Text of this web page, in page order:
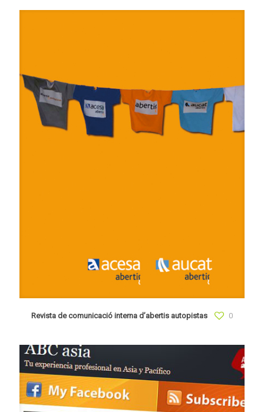
Revista de comunicació interna d’abertis autopistas 0